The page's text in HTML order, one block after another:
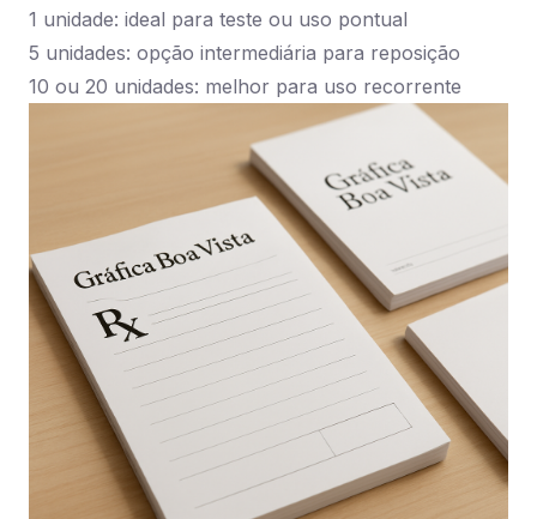
1 unidade: ideal para teste ou uso pontual
5 unidades: opção intermediária para reposição
10 ou 20 unidades: melhor para uso recorrente